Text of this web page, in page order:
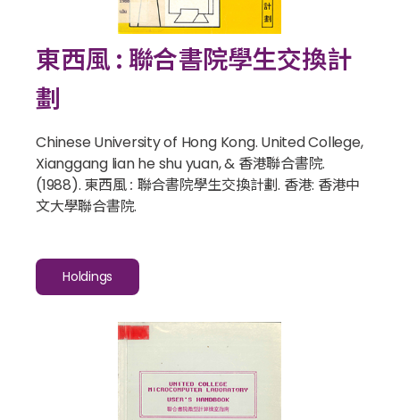
東西風 : 聯合書院學生交換計
劃
Chinese University of Hong Kong. United College,
Xianggang lian he shu yuan, & 香港聯合書院.
(1988). 東西風 : 聯合書院學生交換計劃. 香港: 香港中
文大學聯合書院.
Holdings